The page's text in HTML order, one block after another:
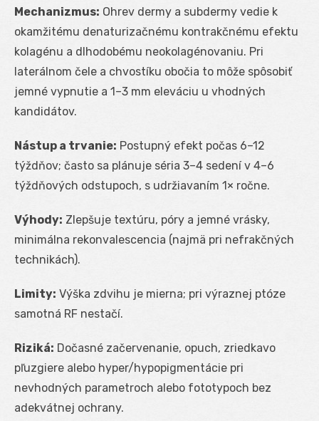
Mechanizmus: Ohrev dermy a subdermy vedie k
okamžitému denaturizačnému kontrakčnému efektu
kolagénu a dlhodobému neokolagénovaniu. Pri
laterálnom čele a chvostíku obočia to môže spôsobiť
jemné vypnutie a 1–3 mm eleváciu u vhodných
kandidátov.
Nástup a trvanie: Postupný efekt počas 6–12
týždňov; často sa plánuje séria 3–4 sedení v 4–6
týždňových odstupoch, s udržiavaním 1× ročne.
Výhody: Zlepšuje textúru, póry a jemné vrásky,
minimálna rekonvalescencia (najmä pri nefrakčných
technikách).
Limity: Výška zdvihu je mierna; pri výraznej ptóze
samotná RF nestačí.
Riziká: Dočasné začervenanie, opuch, zriedkavo
pľuzgiere alebo hyper/hypopigmentácie pri
nevhodných parametroch alebo fototypoch bez
adekvátnej ochrany.